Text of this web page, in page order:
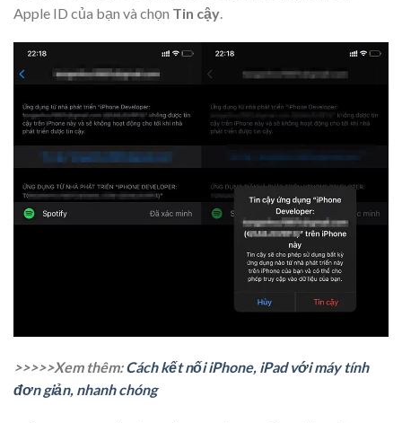
Apple ID của bạn và chọn Tin cậy
>>>>>Xem thêm:Cách kết nối iPhone, iPad với máy tính
đơn giản, nhanh chóng